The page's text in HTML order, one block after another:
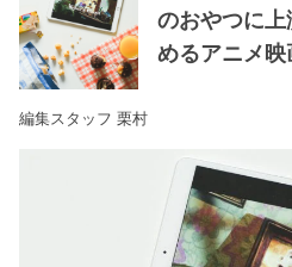
のおやつに
めるアニメ
編集スタッフ 栗村